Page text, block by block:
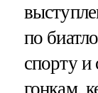
по
спорту
гонкам,